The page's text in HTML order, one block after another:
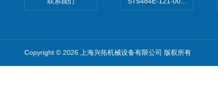
Copyright © 2026 上海兴拓机械设备有限公司 版权所有